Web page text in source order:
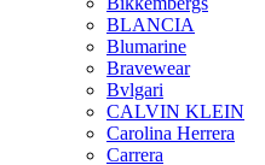
BLANCIA
Blumarine
Bravewear
Bvlgari
CALVIN KLEIN
Carolina Herrera
Carrera